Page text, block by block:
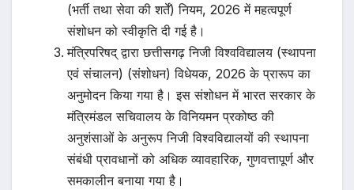
(भर्ती तथा सेवा की शर्तें) नियम, 2026 में महत्वपूर्ण
संशोधन को स्वीकृति दी गई है।
मंत्रिपरिषद् द्वारा छत्तीसगढ़ निजी विश्वविद्यालय (स्थापना
एवं संचालन) (संशोधन) विधेयक, 2026 के प्रारूप का
अनुमोदन किया गया है। इस संशोधन में भारत सरकार के
मंत्रिमंडल सचिवालय के विनियमन प्रकोष्ठ की
अनुशंसाओं के अनुरूप निजी विश्वविद्यालयों की स्थापना
संबंधी प्रावधानों को अधिक व्यावहारिक, गुणवत्तापूर्ण और
समकालीन बनाया गया है।